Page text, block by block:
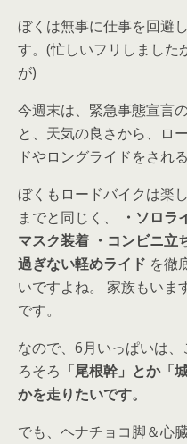
ぼくは無事に仕事を回避
す。(忙しいフリしました
が)
今週末は、緊急事態宣言
と、天気の良さから、ロ
ドやロングライドをされ
ぼくもロードバイクは楽
までと同じく、
・ソロラ
マスク装着 ・コンビニ立
過ぎない軽めライド を徹
いですよね。 家族もいま
です。
なので、6月いっぱいは
ろそろ 「尾根幹」とか「
かを走りたいです。
でも、ヘナチョコ脚＆心